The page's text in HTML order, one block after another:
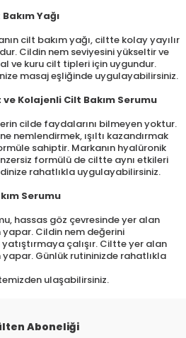
Yağı
cilt bakım yağı, ciltte kolay yayılır
Cildin nem seviyesini yükseltir ve
ve kuru cilt tipleri için uygundur.
masaj eşliğinde uygulayabilirsiniz.
Kolajenli Cilt Bakım Serumu
cilde faydalarını bilmeyen yoktur.
nemlendirmek, ışıltı kazandırmak
sahiptir. Markanın hyalüronik
formülü de ciltte aynı etkileri
rahatlıkla uygulayabilirsiniz.
Serumu
hassas göz çevresinde yer alan
yapar. Cildin nem değerini
çalışır. Ciltte yer alan
yapar. Günlük rutininizde rahatlıkla
ulaşabilirsiniz.
Aboneliği